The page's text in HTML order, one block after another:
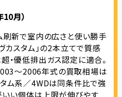
月）
刷新で室内の広さと使い勝手
カスタム」の2本立てで質感
・優低排出ガス認定に適合。
～2006年式の買取相場は
ム系／4WDは同条件比で強